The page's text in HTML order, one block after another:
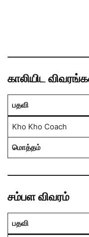
காலியிட
பதவி
Kho Kho Coach
மொத்தம்
சம்பள விவரம்
பதவி